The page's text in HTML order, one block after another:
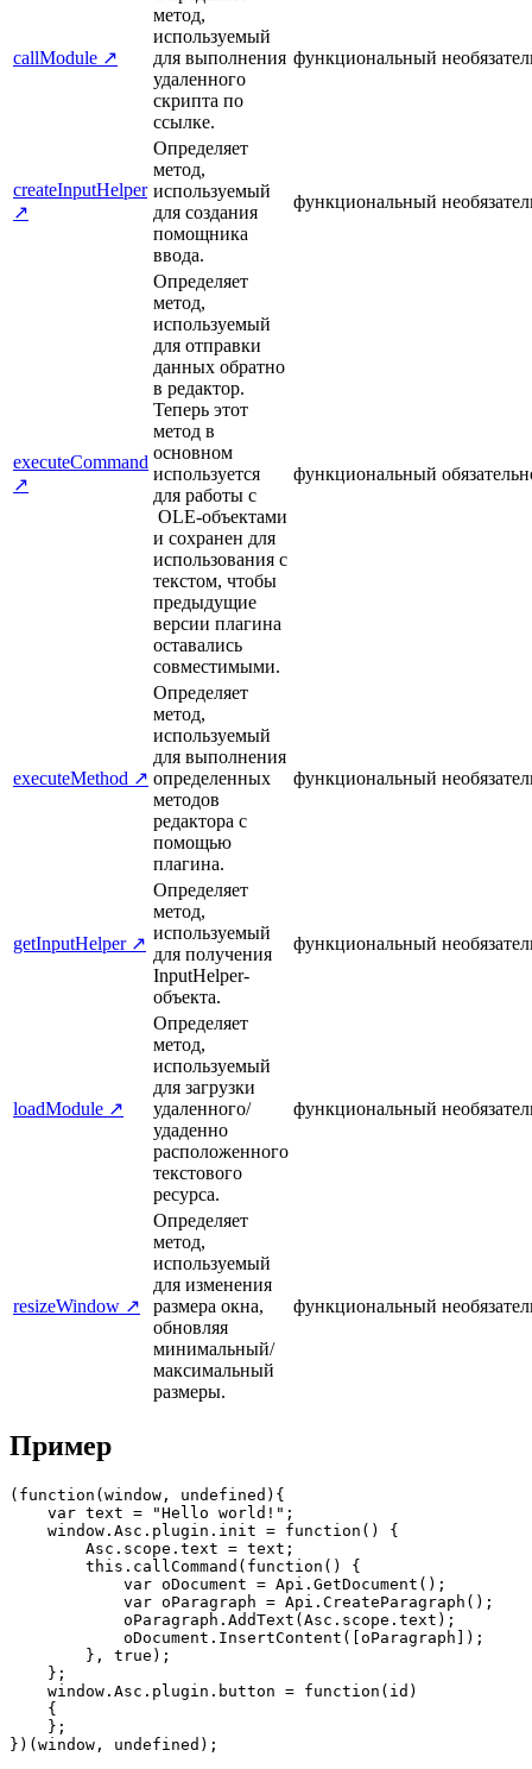
callModule ↗
метод,
используемый
для выполнения
удаленного
скрипта по
ссылке.
функциональный
createInputHelper
↗
Определяет
метод,
используемый
для создания
помощника
ввода.
функциональный
executeCommand
↗
Определяет
метод,
используемый
для отправки
данных обратно
в редактор.
Теперь этот
метод в
основном
используется
для работы с
OLE-объектами
и сохранен для
использования с
текстом, чтобы
предыдущие
версии плагина
оставались
совместимыми.
функциональный
executeMethod ↗
Определяет
метод,
используемый
для выполнения
определенных
методов
редактора с
помощью
плагина.
функциональный
getInputHelper ↗
Определяет
метод,
используемый
для получения
InputHelper-
объекта.
функциональный
loadModule ↗
Определяет
метод,
используемый
для загрузки
удаленного/
удаденно
расположенного
текстового
ресурса.
функциональный
resizeWindow ↗
Определяет
метод,
используемый
для изменения
размера окна,
обновляя
минимальный/
максимальный
размеры.
функциональный
Пример
(function(window, undefined){
    var text = "Hello world!";
    window.Asc.plugin.init = function() {
        Asc.scope.text = text;
        this.callCommand(function() {
            var oDocument = Api.GetDocument();
            var oParagraph = Api.CreateParagraph();
            oParagraph.AddText(Asc.scope.text);
            oDocument.InsertContent([oParagraph]);
        }, true);
    };
    window.Asc.plugin.button = function(id)
    {
    };
})(window, undefined);